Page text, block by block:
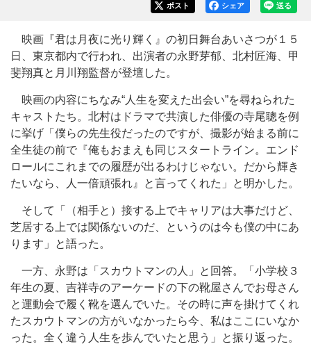
送る
シェア
ポスト
映画『君は月夜に光り輝く』の初日舞台あいさつが１５
日、東京都内で行われ、出演者の永野芽郁、北村匠海、甲
斐翔真と月川翔監督が登壇した。
映画の内容にちなみ“人生を変えた出会い”を尋ねられた
キャストたち。北村はドラマで共演した俳優の寺尾聰を例
に挙げ「僕らの先生役だったのですが、撮影が始まる前に
全生徒の前で『俺もおまえも同じスタートライン。エンド
ロールにこれまでの履歴が出るわけじゃない。だから輝き
たいなら、人一倍頑張れ』と言ってくれた」と明かした。
そして「（相手と）接する上でキャリアは大事だけど、
芝居する上では関係ないのだ、というのは今も僕の中にあ
ります」と語った。
一方、永野は「スカウトマンの人」と回答。「小学校３
年生の夏、吉祥寺のアーケードの下の靴屋さんでお母さん
と運動会で履く靴を選んでいた。その時に声を掛けてくれ
たスカウトマンの方がいなかったら今、私はここにいなか
った。全く違う人生を歩んでいたと思う」と振り返った。